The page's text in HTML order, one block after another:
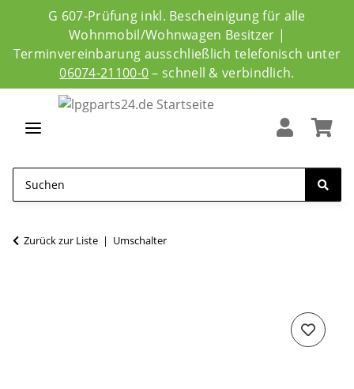
G 607-Prüfung inkl. Bescheinigung für alle
Wohnmobil/Wohnwagen Besitzer |
Terminvereinbarung ausschließlich telefonisch unter
06074-21100-0– schnell & verbindlich.
Zurück zur Liste Umschalter